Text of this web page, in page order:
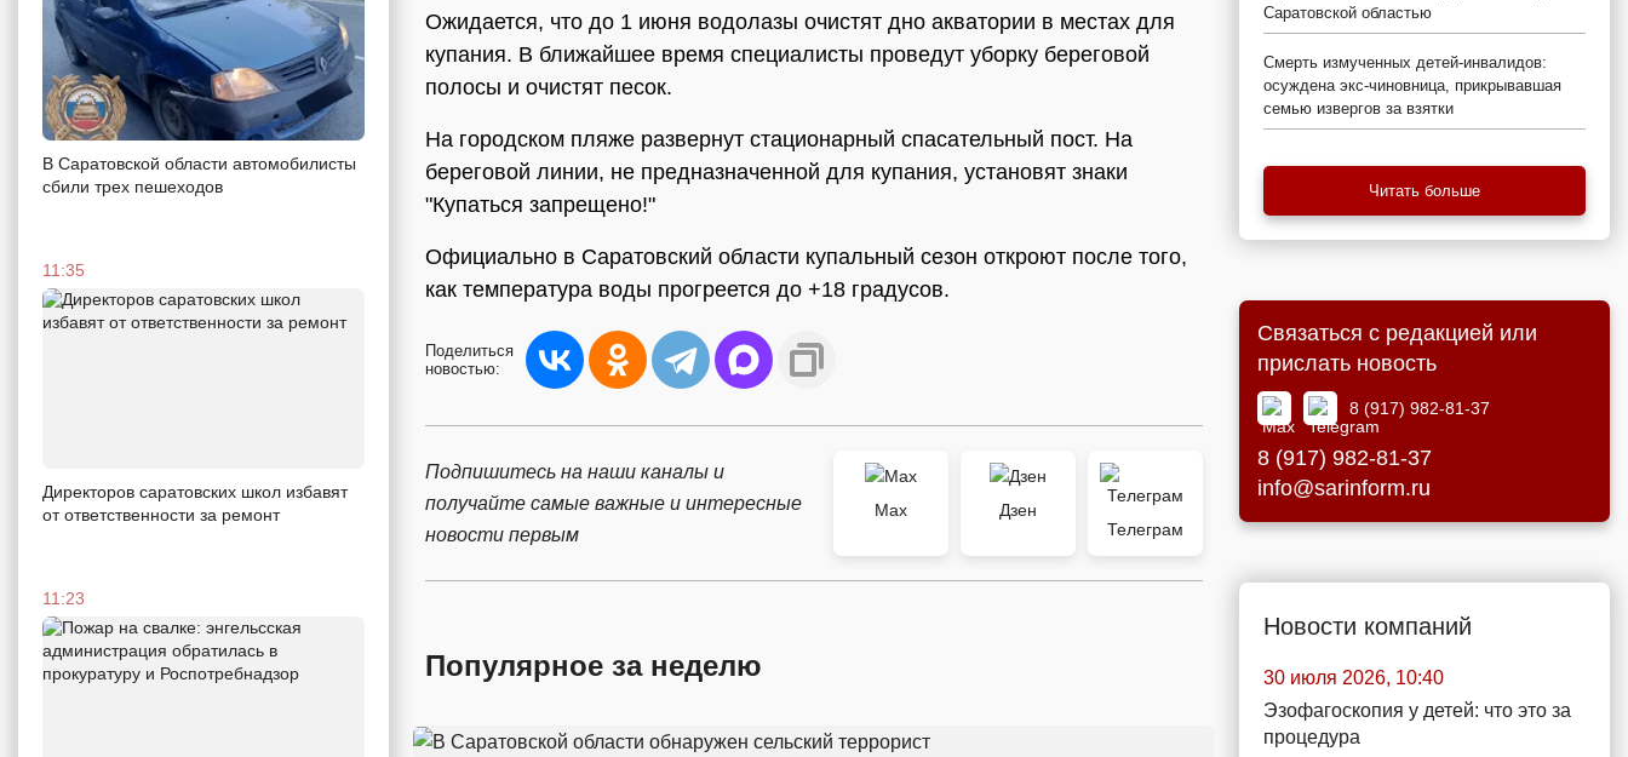
В Саратовской области автомобилисты
сбили трех пешеходов
11:35
Директоров саратовских школ избавят
от ответственности за ремонт
11:23
Ожидается, что до 1 июня водолазы очистят дно акватории в местах для
купания. В ближайшее время специалисты проведут уборку береговой
полосы и очистят песок.
На городском пляже развернут стационарный спасательный пост. На
береговой линии, не предназначенной для купания, установят знаки
"Купаться запрещено!"
Официально в Саратовский области купальный сезон откроют после того,
как температура воды прогреется до +18 градусов.
Поделиться
новостью:
Подпишитесь на наши каналы и
получайте самые важные и интересные
новости первым
Max
Дзен
Телеграм
Популярное за неделю
Саратовской областью
Смерть измученных детей-инвалидов:
осуждена экс-чиновница, прикрывавшая
семью извергов за взятки
Читать больше
Связаться с редакцией или
прислать новость
8 (917) 982-81-37
8 (917) 982-81-37
info@sarinform.ru
Новости компаний
30 июля 2026, 10:40
Эзофагоскопия у детей: что это за
процедура